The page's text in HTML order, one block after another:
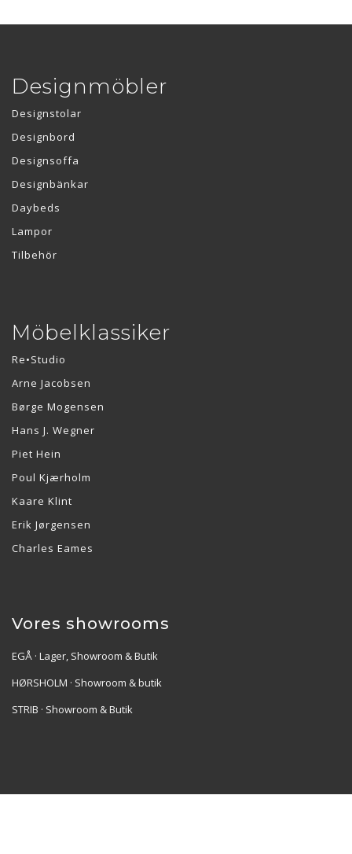
Designmöbler
Designstolar
Designbord
Designsoffa
Designbänkar
Daybeds
Lampor
Tilbehör
Möbelklassiker
Re•Studio
Arne Jacobsen
Børge Mogensen
Hans J. Wegner
Piet Hein
Poul Kjærholm
Kaare Klint
Erik Jørgensen
Charles Eames
Vores showrooms
EGÅ · Lager, Showroom & Butik
HØRSHOLM · Showroom & butik
STRIB · Showroom & Butik